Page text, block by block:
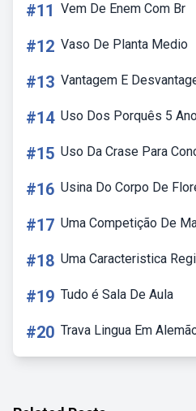
#11 Vem De Enem Com Br
#12 Vaso De Planta Medio
#13 Vantagem E
#14 Uso Dos Porquês 5
#15 Uso Da Crase Para
#16 Usina Do Corpo De
#17 Uma Competição De
#18 Uma Caracteristica
#19 Tudo é Sala De Aula
#20 Trava Lingua Em